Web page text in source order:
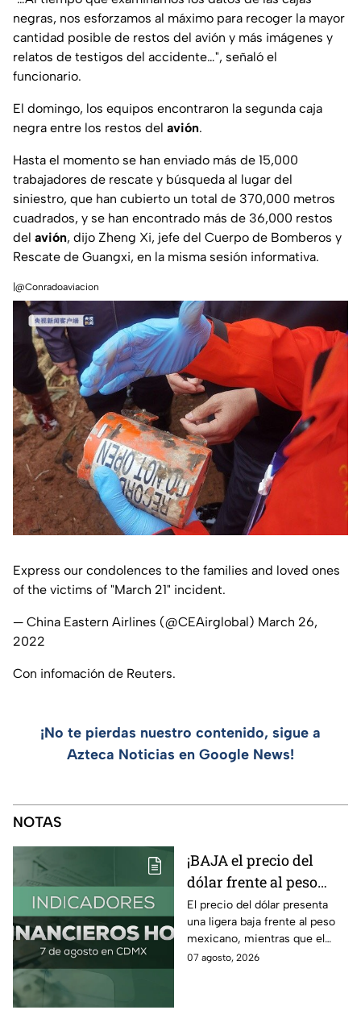
negras, nos esforzamos al máximo para recoger la mayor
cantidad posible de restos del avión y más imágenes y
relatos de testigos del accidente…", señaló el
funcionario.
El domingo, los equipos encontraron la segunda caja
negra entre los restos del avión.
Hasta el momento se han enviado más de 15,000
trabajadores de rescate y búsqueda al lugar del
siniestro, que han cubierto un total de 370,000 metros
cuadrados, y se han encontrado más de 36,000 restos
del avión, dijo Zheng Xi, jefe del Cuerpo de Bomberos y
Rescate de Guangxi, en la misma sesión informativa.
|@Conradoaviacion
Express our condolences to the families and loved ones
of the victims of "March 21" incident.
— China Eastern Airlines (@CEAirglobal) March 26,
2022
Con infomación de Reuters.
¡No te pierdas nuestro contenido, sigue a
Azteca Noticias en Google News!
NOTAS
¡BAJA el precio del
dólar frente al peso
hoy! Así quedó este
viernes 7 de agosto
2026
El precio del dólar presenta
una ligera baja frente al peso
mexicano, mientras que el
petróleo también presenta una
07 agosto, 2026